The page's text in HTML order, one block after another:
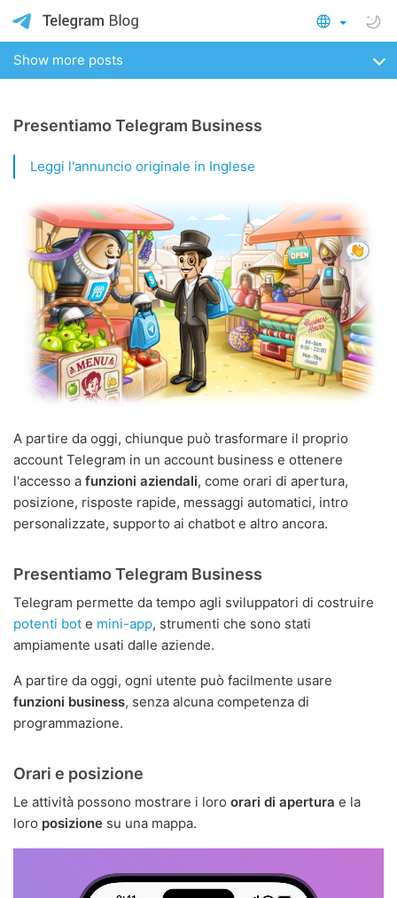
Show more posts
Presentiamo Telegram Business
Leggi l'annuncio originale in Inglese
A partire da oggi, chiunque può trasformare il proprio
account Telegram in un account business e ottenere
l'accesso a funzioni aziendali, come orari di apertura,
posizione, risposte rapide, messaggi automatici, intro
personalizzate, supporto ai chatbot e altro ancora.
Presentiamo Telegram Business
Telegram permette da tempo agli sviluppatori di costruire
potenti bot e mini-app, strumenti che sono stati
ampiamente usati dalle aziende.
A partire da oggi, ogni utente può facilmente usare
funzioni business, senza alcuna competenza di
programmazione.
Orari e posizione
Le attività possono mostrare i loro orari di apertura e la
loro posizione su una mappa.